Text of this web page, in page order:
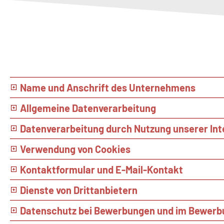
Name und Anschrift des Unternehmens
Allgemeine Datenverarbeitung
Datenverarbeitung durch Nutzung unserer
Verwendung von Cookies
Kontaktformular und E-Mail-Kontakt
Dienste von Drittanbietern
Datenschutz bei Bewerbungen und im